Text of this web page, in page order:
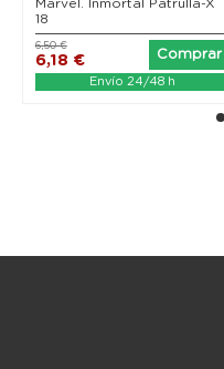
Marvel. Inmortal Patrulla-X
18
6,18 €
6,50 €
Comprar
Envío 24/48 h